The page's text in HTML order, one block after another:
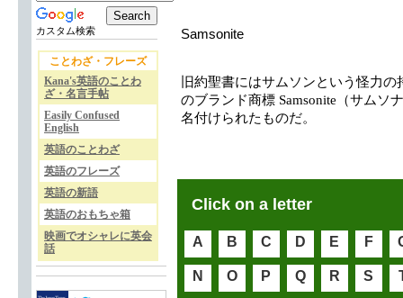
カスタム検索
ことわざ・フレーズ
Kana's英語のことわ
ざ・名言手帖
Easily Confused
English
英語のことわざ
英語のフレーズ
英語の新語
英語のおもちゃ箱
映画でオシャレに英会
話
Samsonite
旧約聖書にはサムソンという怪力
のブランド商標 Samsonite（サムソ
名付けられたものだ。
Click on a letter
A B C D E F
N O P Q R S